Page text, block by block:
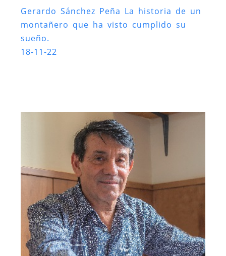
Gerardo Sánchez Peña La historia de un
montañero que ha visto cumplido su
sueño.
18-11-22